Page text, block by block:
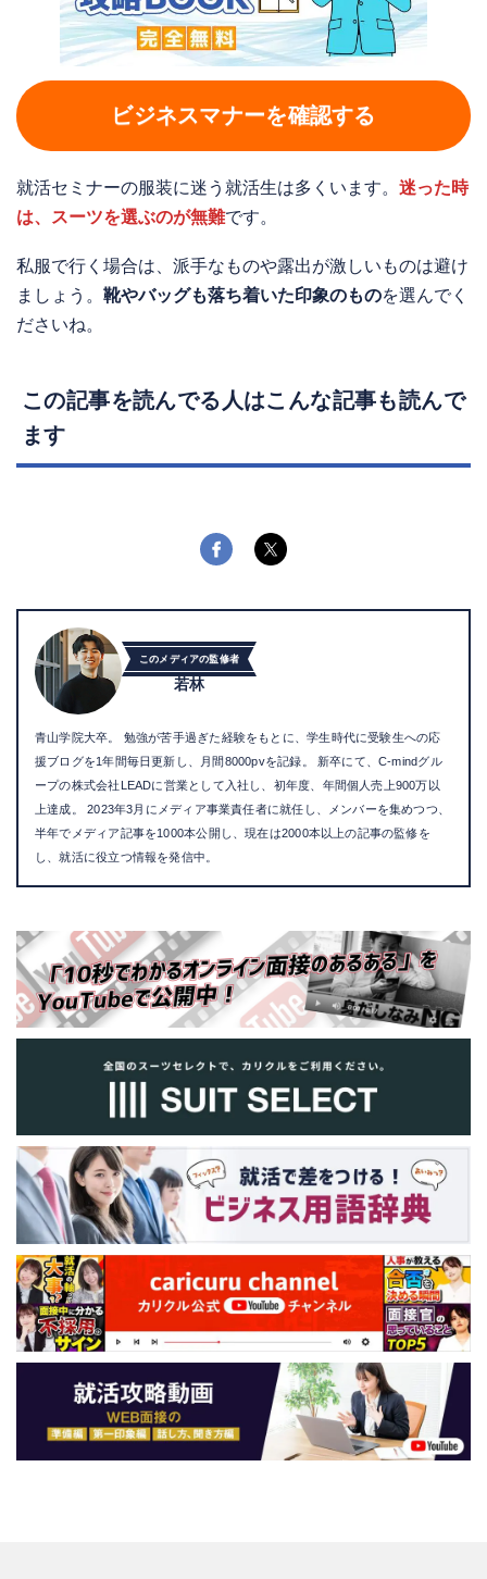
ビジネスマナーを確認する
就活セミナーの服装に迷う就活生は多くいます。 迷った時
は、スーツを選ぶのが無難です。
私服で行く場合は、派手なものや露出が激しいものは避け
ましょう。 靴やバッグも落ち着いた印象のものを選んでく
ださいね。
この記事を読んでる人はこんな記事も読んで
ます
このメディアの監修者
若林
青山学院大卒。 勉強が苦手過ぎた経験をもとに、学生時代に受験生への応
援ブログを1年間毎日更新し、月間8000pvを記録。 新卒にて、C-mindグル
ープの株式会社LEADに営業として入社し、初年度、年間個人売上900万以
上達成。 2023年3月にメディア事業責任者に就任し、メンバーを集めつつ、
半年でメディア記事を1000本公開し、現在は2000本以上の記事の監修を
し、就活に役立つ情報を発信中。